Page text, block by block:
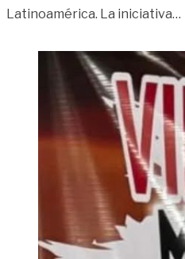
Latinoamérica. La iniciativa…